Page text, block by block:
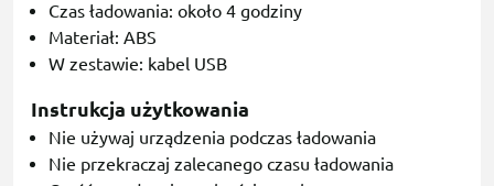
Czas ładowania: około 4 godziny
Materiał: ABS
W zestawie: kabel USB
Instrukcja użytkowania
Nie używaj urządzenia podczas ładowania
Nie przekraczaj zalecanego czasu ładowania